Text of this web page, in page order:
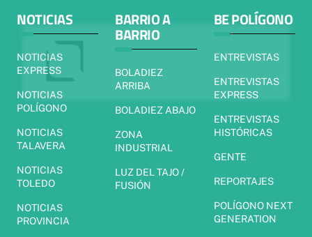
NOTICIAS
NOTICIAS
EXPRESS
NOTICIAS
POLÍGONO
NOTICIAS
TALAVERA
NOTICIAS
TOLEDO
NOTICIAS
PROVINCIA
BARRIO A
BARRIO
BOLADIEZ
ARRIBA
BOLADIEZ ABAJO
ZONA
INDUSTRIAL
LUZ DEL TAJO /
FUSIÓN
BE POLÍGONO
ENTREVISTAS
ENTREVISTAS
EXPRESS
ENTREVISTAS
HISTÓRICAS
GENTE
REPORTAJES
POLÍGONO NEXT
GENERATION